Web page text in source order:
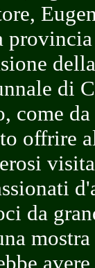
di
come
offrire
da